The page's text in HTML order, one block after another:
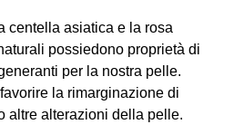
centella asiatica e la rosa
possiedono proprietà di
per la nostra pelle.
la rimarginazione di
altre alterazioni della pelle.